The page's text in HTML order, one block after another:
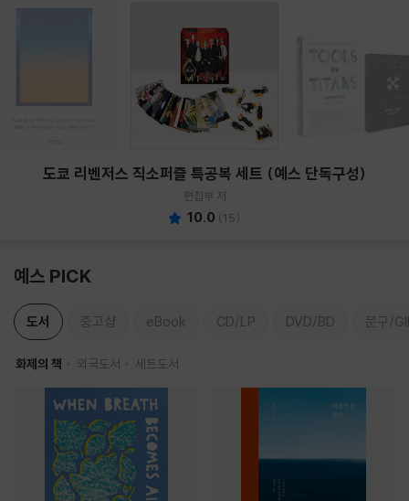
도쿄 리벤저스 직소퍼즐 특공복 세트 (예스 단독구성)
편집부 저
10.0 (15)
예스 PICK
도서 중고샵 eBook CD/LP DVD/BD 문구/
화제의 책 외국도서 세트도서